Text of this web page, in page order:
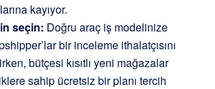
kayıyor.
seçin: Doğru araç iş modelinize
bir inceleme ithalatçısını
bütçesi kısıtlı yeni mağazalar
sahip ücretsiz bir planı tercih